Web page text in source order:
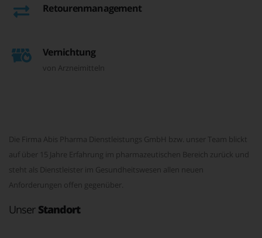
Retourenmanagement
Vernichtung
von Arzneimitteln
Die Firma Abis Pharma Dienstleistungs GmbH bzw. unser Team blickt
auf über 15 Jahre Erfahrung im pharmazeutischen Bereich zurück und
steht als Dienstleister im Gesundheitswesen allen neuen
Anforderungen offen gegenüber.
Unser Standort